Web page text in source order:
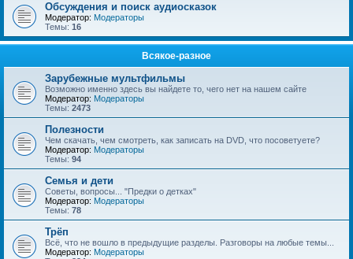
Обсуждения и поиск аудиосказок
Модератор: Модераторы
Темы: 16
Всякое-разное
Зарубежные мультфильмы
Возможно именно здесь вы найдете то, чего нет на нашем сайте
Модератор: Модераторы
Темы: 2473
Полезности
Чем скачать, чем смотреть, как записать на DVD, что посоветуете?
Модератор: Модераторы
Темы: 94
Семья и дети
Советы, вопросы... "Предки о детках"
Модератор: Модераторы
Темы: 78
Трёп
Всё, что не вошло в предыдущие разделы. Разговоры на любые темы...
Модератор: Модераторы